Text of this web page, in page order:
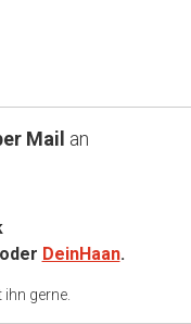
Mail an
oder DeinHaan.
gerne.